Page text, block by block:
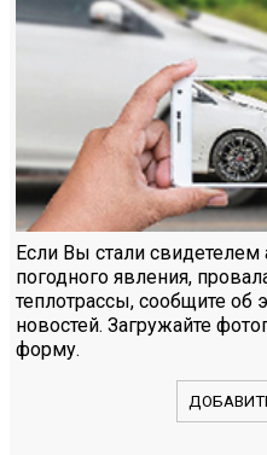
Если Вы стали
погодного явления,
теплотрассы, сообщите об
новостей. Загружайте
форму.